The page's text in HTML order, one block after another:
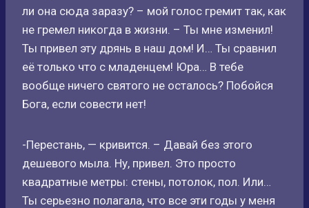
ли она сюда заразу? – мой голос гремит так, как
не гремел никогда в жизни. – Ты мне изменил!
Ты привел эту дрянь в наш дом! И… Ты сравнил
её только что с младенцем! Юра… В тебе
вообще ничего святого не осталось? Побойся
Бога, если совести нет!
-Перестань, — кривится. – Давай без этого
дешевого мыла. Ну, привел. Это просто
квадратные метры: стены, потолок, пол. Или…
Ты серьезно полагала, что все эти годы у меня